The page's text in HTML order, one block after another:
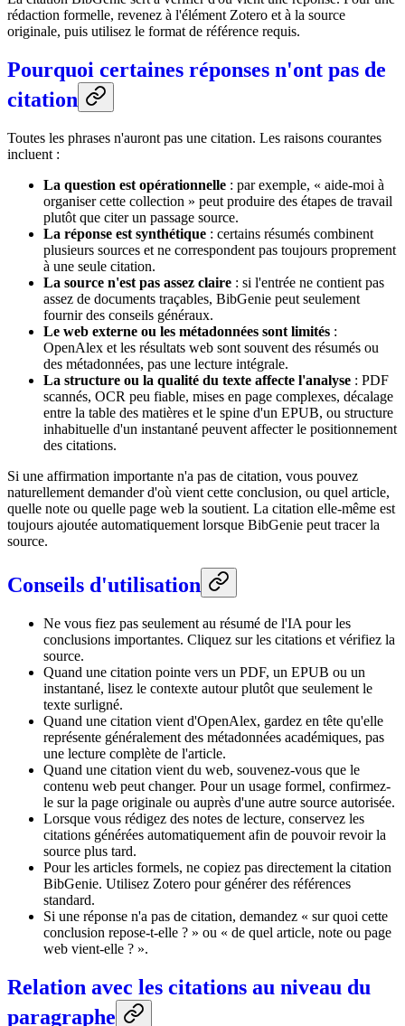
rédaction formelle, revenez à l'élément Zotero et à la source
originale, puis utilisez le format de référence requis.
Pourquoi certaines réponses n'ont pas de
citation
Toutes les phrases n'auront pas une citation. Les raisons courantes
incluent :
La question est opérationnelle : par exemple, « aide-moi à
organiser cette collection » peut produire des étapes de travail
plutôt que citer un passage source.
La réponse est synthétique : certains résumés combinent
plusieurs sources et ne correspondent pas toujours proprement
à une seule citation.
La source n'est pas assez claire : si l'entrée ne contient pas
assez de documents traçables, BibGenie peut seulement
fournir des conseils généraux.
Le web externe ou les métadonnées sont limités :
OpenAlex et les résultats web sont souvent des résumés ou
des métadonnées, pas une lecture intégrale.
La structure ou la qualité du texte affecte l'analyse : PDF
scannés, OCR peu fiable, mises en page complexes, décalage
entre la table des matières et le spine d'un EPUB, ou structure
inhabituelle d'un instantané peuvent affecter le positionnement
des citations.
Si une affirmation importante n'a pas de citation, vous pouvez
naturellement demander d'où vient cette conclusion, ou quel article,
quelle note ou quelle page web la soutient. La citation elle-même est
toujours ajoutée automatiquement lorsque BibGenie peut tracer la
source.
Conseils d'utilisation
Ne vous fiez pas seulement au résumé de l'IA pour les
conclusions importantes. Cliquez sur les citations et vérifiez la
source.
Quand une citation pointe vers un PDF, un EPUB ou un
instantané, lisez le contexte autour plutôt que seulement le
texte surligné.
Quand une citation vient d'OpenAlex, gardez en tête qu'elle
représente généralement des métadonnées académiques, pas
une lecture complète de l'article.
Quand une citation vient du web, souvenez-vous que le
contenu web peut changer. Pour un usage formel, confirmez-
le sur la page originale ou auprès d'une autre source autorisée.
Lorsque vous rédigez des notes de lecture, conservez les
citations générées automatiquement afin de pouvoir revoir la
source plus tard.
Pour les articles formels, ne copiez pas directement la citation
BibGenie. Utilisez Zotero pour générer des références
standard.
Si une réponse n'a pas de citation, demandez « sur quoi cette
conclusion repose-t-elle ? » ou « de quel article, note ou page
web vient-elle ? ».
Relation avec les citations au niveau du
paragraphe